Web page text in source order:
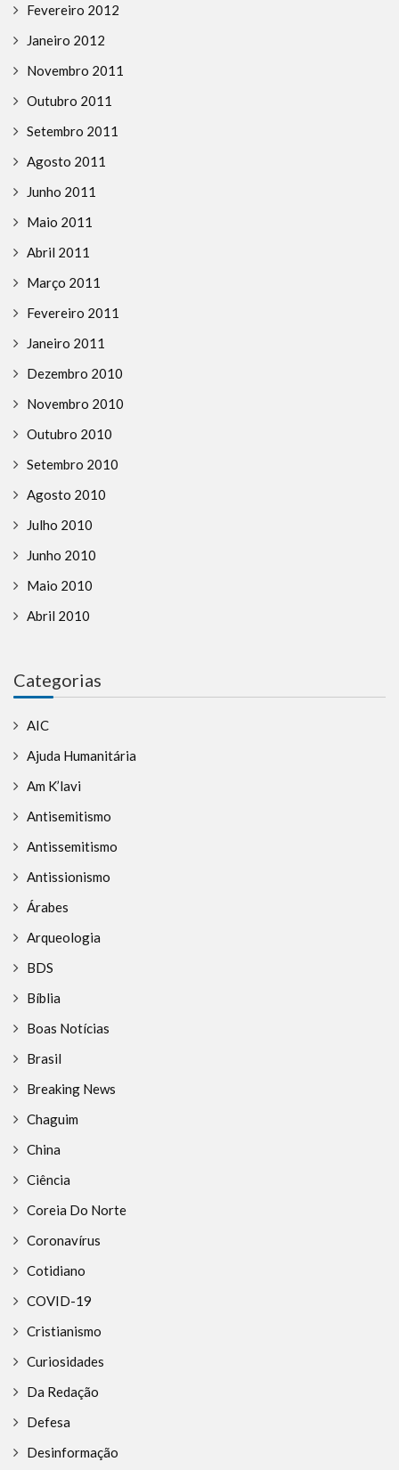
Fevereiro 2012
Janeiro 2012
Novembro 2011
Outubro 2011
Setembro 2011
Agosto 2011
Junho 2011
Maio 2011
Abril 2011
Março 2011
Fevereiro 2011
Janeiro 2011
Dezembro 2010
Novembro 2010
Outubro 2010
Setembro 2010
Agosto 2010
Julho 2010
Junho 2010
Maio 2010
Abril 2010
Categorias
AIC
Ajuda Humanitária
Am K’lavi
Antisemitismo
Antissemitismo
Antissionismo
Árabes
Arqueologia
BDS
Bíblia
Boas Notícias
Brasil
Breaking News
Chaguim
China
Ciência
Coreia Do Norte
Coronavírus
Cotidiano
COVID-19
Cristianismo
Curiosidades
Da Redação
Defesa
Desinformação